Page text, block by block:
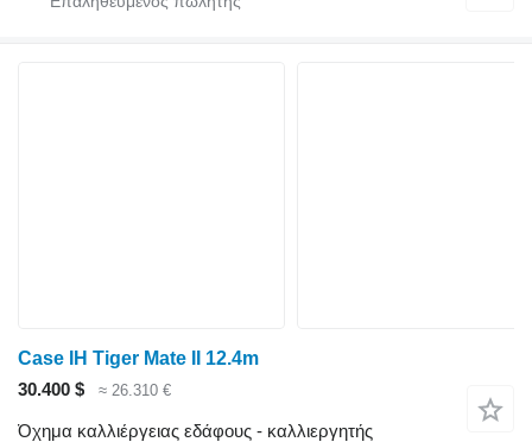
Case IH Tiger Mate II 12.4m
30.400 $
≈ 26.310 €
Όχημα καλλιέργειας εδάφους - καλλιεργητής